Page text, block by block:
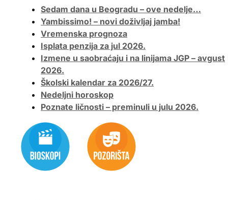
Sedam dana u Beogradu – ove nedelje…
Yambissimo! – novi doživljaj jamba!
Vremenska prognoza
Isplata penzija za jul 2026.
Izmene u saobraćaju i na linijama JGP – avgust
2026.
Školski kalendar za 2026/27.
Nedeljni horoskop
Poznate ličnosti – preminuli u julu 2026.